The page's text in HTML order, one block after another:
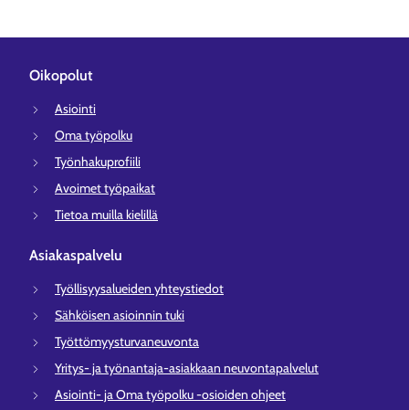
Oikopolut
Asiointi
Oma työpolku
Työnhakuprofiili
Avoimet työpaikat
Tietoa muilla kielillä
Asiakaspalvelu
Työllisyysalueiden yhteystiedot
Sähköisen asioinnin tuki
Työttömyysturvaneuvonta
Yritys- ja työnantaja-asiakkaan neuvontapalvelut
Asiointi- ja Oma työpolku -osioiden ohjeet